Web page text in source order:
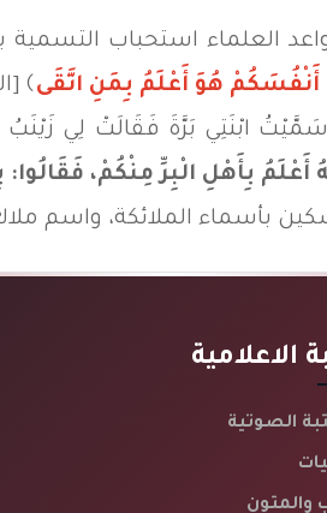
العلماء استحباب التسمية
أَنْفُسَكُمْ هُوَ أَعْلَمُ بِمَنِ اتَّقَى﴾
ابْنَتِي بَرَّةَ فَقَالَتْ لِي زَيْنَبُ
أَعْلَمُ بِأَهْلِ الْبِرِّ مِنْكُمْ،
بأسماء الملائكة، واسم
الاعلامية
الصوتية
والمتون